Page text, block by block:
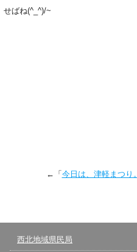
せばね(^_^)/~
←「 今日は、津軽まつり。
西北地域県民局